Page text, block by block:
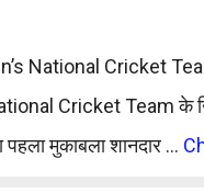
National Cricket
Cricket Team के
मुकाबला शानदार …